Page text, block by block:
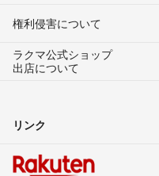
権利侵害について
ラクマ公式ショップ
出店について
リンク